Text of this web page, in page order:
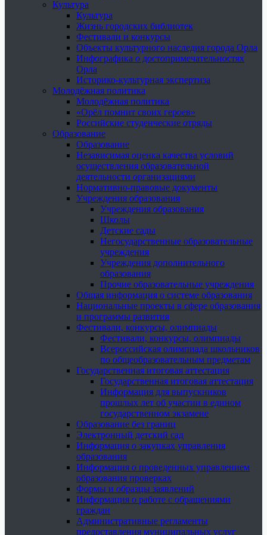
Культура
Культура
Жизнь городских библиотек
Фестивали и конкурсы
Объекты культурного наследия города Орла
Инфографика о достопримечательностях
Орла
Историко-культурная экспертиза
Молодёжная политика
Молодёжная политика
«Орёл помнит своих героев»
Российские студенческие отряды
Образование
Образование
Независимая оценка качества условий
осуществления образовательной
деятельности организациями
Нормативно-правовые документы
Учреждения образования
Учреждения образования
Школы
Детские сады
Негосударственные образовательные
учреждения
Учреждения дополнительного
образования
Прочие образовательные учреждения
Общая информация о системе образования
Национальные проекты в сфере образования
и программы развития
Фестивали, конкурсы, олимпиады
Фестивали, конкурсы, олимпиады
Всероссийская олимпиада школьников
по общеобразовательным предметам
Государственная итоговая аттестация
Государственная итоговая аттестация
Информация для выпускников
прошлых лет об участии в едином
государственном экзамене
Образование без границ
Электронный детский сад
Информация о закупках управления
образования
Информация о проведенных управлением
образования проверках
Формы и образцы заявлений
Информация о работе с обращениями
граждан
Административные регламенты
предоставления муниципальных услуг